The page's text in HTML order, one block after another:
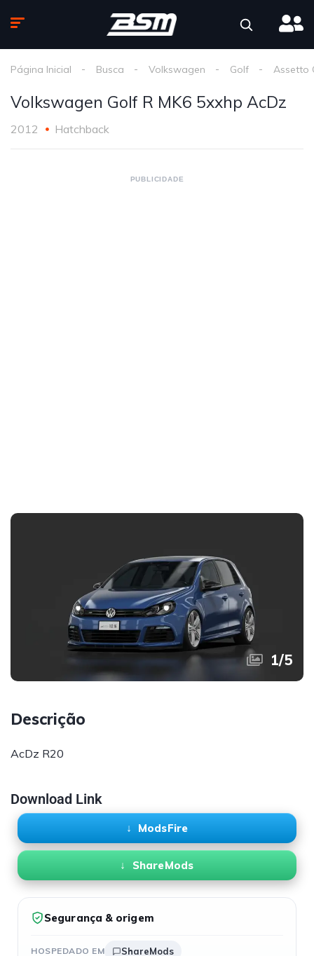
Página Inicial Busca Volkswagen Golf Assetto
Volkswagen Golf R MK6 5xxhp AcDz
2012 Hatchback
PUBLICIDADE
1/5
Descrição
AcDz R20
Download Link
ModsFire
ShareMods
Segurança & origem
HOSPEDADO EM ShareMods